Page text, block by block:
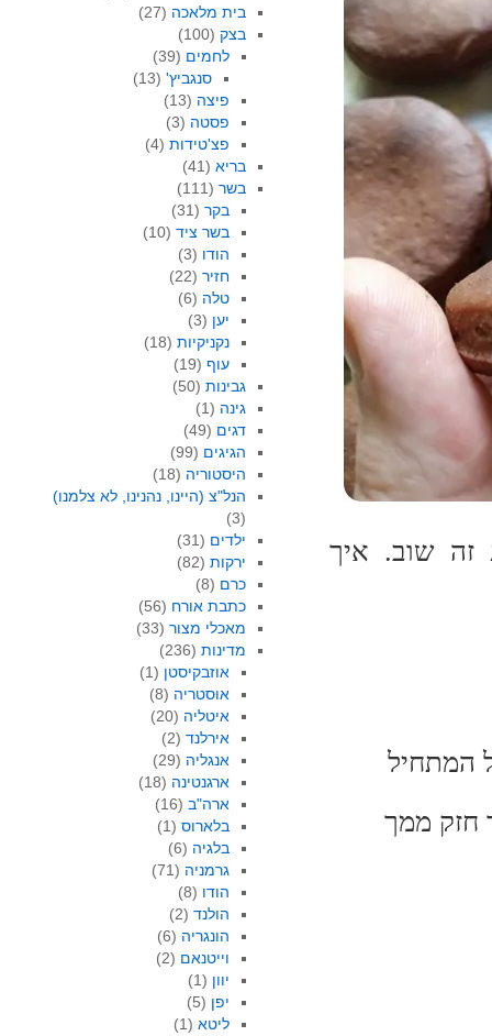
שוב. איך
המתחיל
חזק ממך
בית מלאכה (27)
בצק(100)
לחמים (39)
סנגביץ'(13)
פיצה (13)
פסטה (3)
פצ'טידות (4)
בריא(41)
בשר(111)
בקר (31)
בשר ציד (10)
הודו (3)
חזיר (22)
טלה (6)
יען (3)
נקניקיות (18)
עוף (19)
גבינות(50)
גינה (1)
דגים (49)
הגיגים (99)
היסטוריה (18)
הנל"צ (היינו, נהנינו, לא צלמנו)
(3)
ילדים (31)
ירקות(82)
כרם (8)
כתבת אורח (56)
מאכלי מצור(33)
מדינות(236)
אוזבקיסטן (1)
אוסטריה (8)
איטליה (20)
אירלנד (2)
אנגליה (29)
ארגנטינה (18)
ארה"ב (16)
בלארוס (1)
בלגיה (6)
גרמניה (71)
הודו (8)
הולנד (2)
הונגריה (6)
וייטנאם (2)
יוון (1)
יפן (5)
ליטא (1)